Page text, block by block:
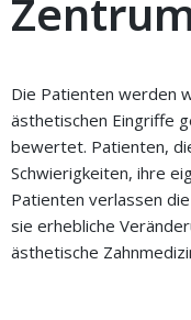
Die Patienten werden
ästhetischen Eingriffe
bewertet. Patienten,
Schwierigkeiten, ihre
Patienten verlassen
sie erhebliche
ästhetische